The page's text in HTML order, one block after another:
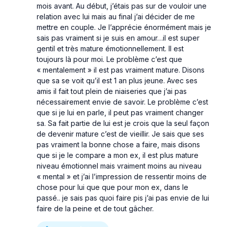
mois avant. Au début, j’étais pas sur de vouloir une
relation avec lui mais au final j’ai décider de me
mettre en couple. Je l’apprécie énormément mais je
sais pas vraiment si je suis en amour…il est super
gentil et très mature émotionnellement. Il est
toujours là pour moi. Le problème c’est que
« mentalement » il est pas vraiment mature. Disons
que sa se voit qu’il est 1 an plus jeune. Avec ses
amis il fait tout plein de niaiseries que j’ai pas
nécessairement envie de savoir. Le problème c’est
que si je lui en parle, il peut pas vraiment changer
sa. Sa fait partie de lui est je crois que la seul façon
de devenir mature c’est de vieillir. Je sais que ses
pas vraiment la bonne chose a faire, mais disons
que si je le compare a mon ex, il est plus mature
niveau émotionnel mais vraiment moins au niveau
« mental » et j’ai l’impression de ressentir moins de
chose pour lui que que pour mon ex, dans le
passé.. je sais pas quoi faire pis j’ai pas envie de lui
faire de la peine et de tout gâcher.